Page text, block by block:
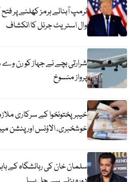
ٹرمپ آبنائے ہرمز کھلنے پر
وال اسٹریٹ جرنل کا انکشاف
شرارتی بچے نے جہاز کو رن وے
پرواز منسوخ
خیبرپختونخوا کے سرکاری
خوشخبری، الاؤنس اور پنشن
سلمان خان کی رہائشگاہ کے